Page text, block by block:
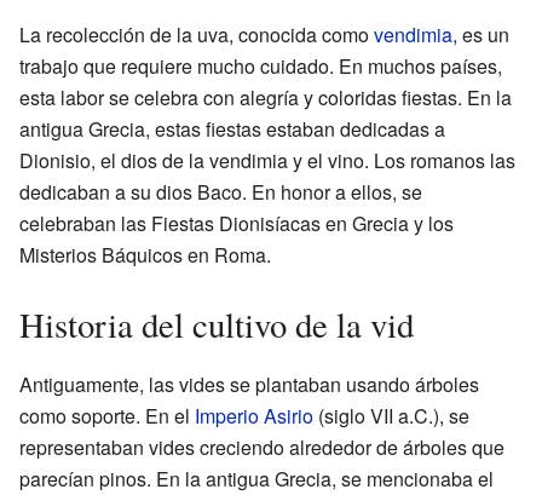
La recolección de la uva, conocida comovendimia, es un
trabajo que requiere mucho cuidado. En muchos países,
esta labor se celebra con alegría y coloridas fiestas. En la
antigua Grecia, estas fiestas estaban dedicadas a
Dionisio, el dios de la vendimia y el vino. Los romanos las
dedicaban a su dios Baco. En honor a ellos, se
celebraban las Fiestas Dionisíacas en Grecia y los
Misterios Báquicos en Roma.
Historia del cultivo de la vid
Antiguamente, las vides se plantaban usando árboles
como soporte. En el Imperio Asirio (siglo VII a.C.), se
representaban vides creciendo alrededor de árboles que
parecían pinos. En la antigua Grecia, se mencionaba el